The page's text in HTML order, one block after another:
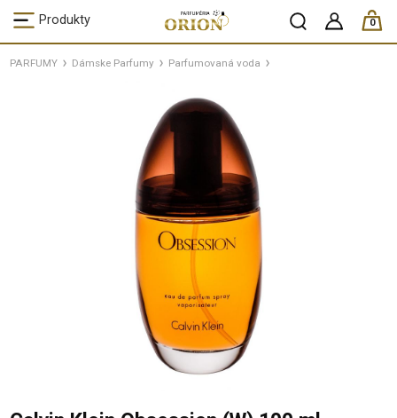
Produkty 0
ks /
PARFUMY Dámske Parfumy Parfumovaná voda